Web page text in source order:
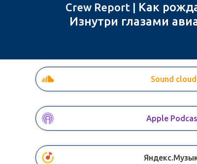
Crew Report | Как
Изнутри глазами
Sound cloud
Apple